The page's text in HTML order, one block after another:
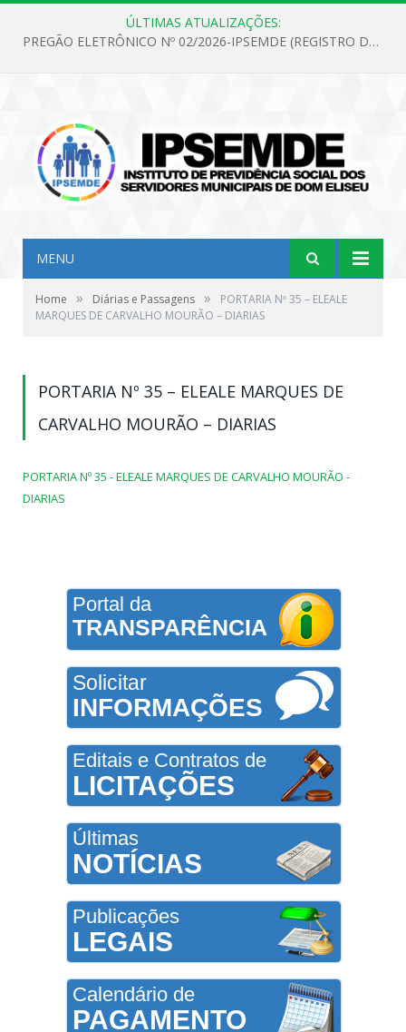
ÚLTIMAS ATUALIZAÇÕES:
PREGÃO ELETRÔNICO Nº 02/2026-IPSEMDE (REGISTRO DE PREÇOS PARA FUTURA E EVENTUAL AQUISIÇÃO DE MATERIAL DE LIMPEZA E GÊNEROS ALIMENTÍCIOS PARA ATENDER AS NECESSIDADES DO INSTITUTO DE PREVIDÊNCIA SOCIAL DOS SERVIDORES MUNICIPAIS DE DOM ELISEU.)
MENU
Home » Diárias e Passagens »
PORTARIA Nº 35 – ELEALE
MARQUES DE CARVALHO MOURÃO – DIARIAS
PORTARIA Nº 35 – ELEALE MARQUES DE
CARVALHO MOURÃO – DIARIAS
PORTARIA Nº 35 - ELEALE MARQUES DE CARVALHO MOURÃO -
DIARIAS
Portal da
TRANSPARÊNCIA
Solicitar
INFORMAÇÕES
Editais e Contratos de
LICITAÇÕES
Últimas
NOTÍCIAS
Publicações
LEGAIS
Calendário de
PAGAMENTO